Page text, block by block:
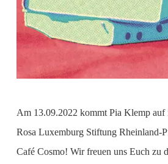
Am 13.09.2022 kommt Pia Klemp auf
Rosa Luxemburg Stiftung Rheinland-
Café Cosmo! Wir freuen uns Euch zu